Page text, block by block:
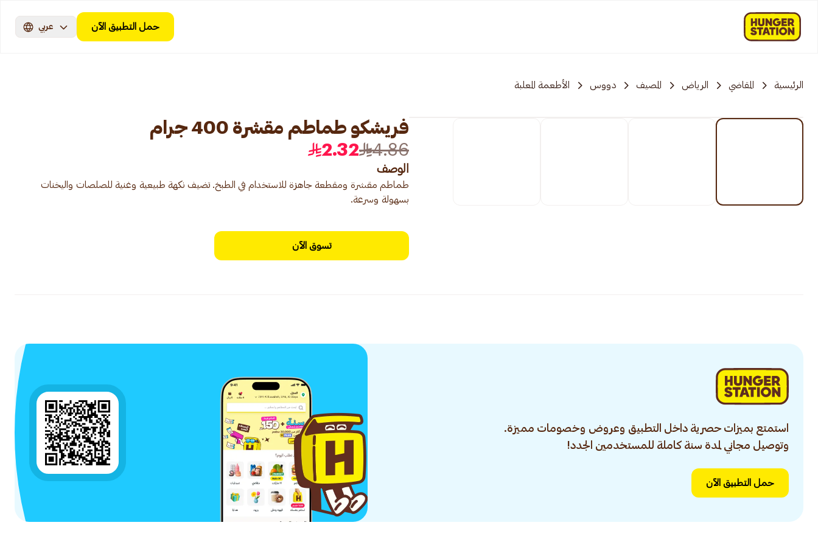
حمل التطبيق الآن عربي
الرئيسية المقاضي الرياض المصيف دووس الأطعمة المعلبة
فريشكو طماطم مقشرة 400 جرام
4.86
2.32
الوصف
طماطم مقشرة ومقطعة جاهزة للاستخدام في الطبخ. تضيف نكهة طبيعية وغنية للصلصات واليخنات
بسهولة وسرعة.
تسوق الآن
استمتع بميزات حصرية داخل التطبيق وعروض وخصومات مميزة.
وتوصيل مجاني لمدة سنة كاملة للمستخدمين الجدد!
حمل التطبيق الآن